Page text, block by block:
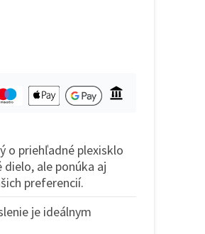
o priehľadné plexisklo
dielo, ale ponúka aj
preferencií.
je ideálnym